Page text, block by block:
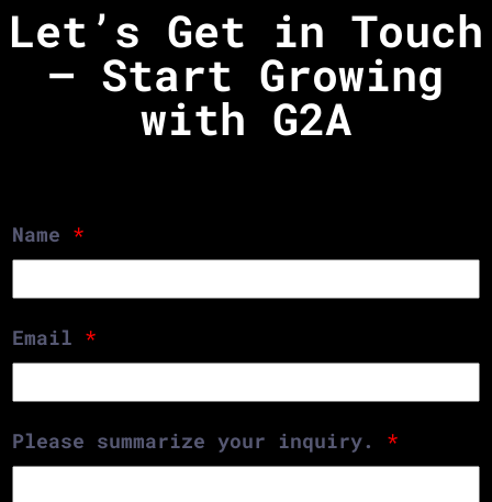
Let’s Get in Touch
– Start Growing
with G2A
Name *
Email *
Please summarize your inquiry. *